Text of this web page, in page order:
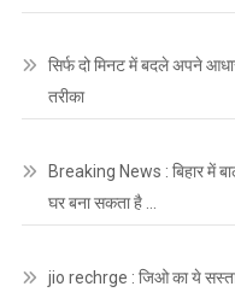
सिर्फ दो मिनट में बदले अपने
तरीका
Breaking News : बिहार में
घर बना सकता है …
jio rechrge : जिओ का ये सस्ता